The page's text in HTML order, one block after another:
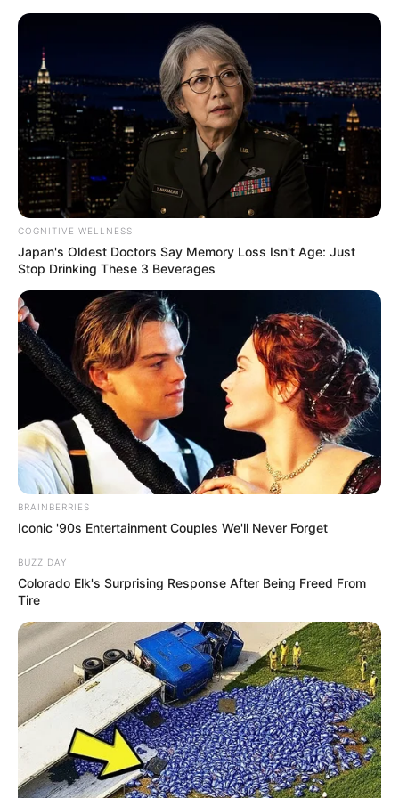
Horta de Temperos em Casa: 10
Dicas para Fazer a Sua
Tua
Casa
Quem nunca pensou em elaborar umahorta de
temperos
em casa, que atire a primeira pedra!
Afinal, além de decorar um cantinho do lar, esse
COGNITIVE WELLNESS
Japan's Oldest Doctors Say Memory Loss Isn't Age: Just
Stop Drinking These 3 Beverages
BRAINBERRIES
Iconic '90s Entertainment Couples We'll Never Forget
BUZZ DAY
Colorado Elk's Surprising Response After Being Freed From
Tire